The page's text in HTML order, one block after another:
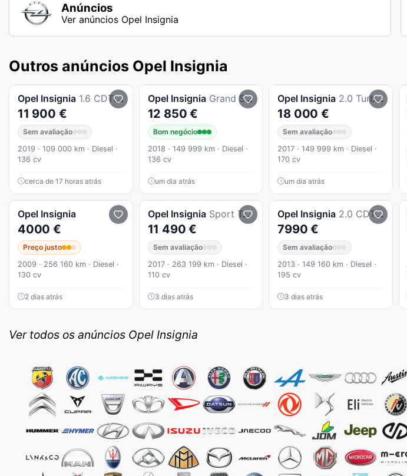
Anúncios
Ver anúncios Opel Insignia
Outros anúncios Opel Insignia
Opel Insignia 1.6 CDTi Business Edition
11 900 €
Sem avaliação
2019 · 109 000 km · Diesel ·
136 cv
cerca de 17 horas atrás
Opel Insignia Grand Sport 1.6cdti Inovation
12 850 €
Bom negócio
2018 · 149 999 km · Diesel ·
136 cv
um dia atrás
Opel Insignia 2.0 Turbo D
18 000 €
Sem avaliação
2017 · 149 999 km · Diesel ·
170 cv
um dia atrás
Opel Insignia
4000 €
Preço justo
2009 · 256 160 km · Diesel ·
130 cv
2 dias atrás
Opel Insignia Sport Tourer 1.6 CDTi Business Edition
11 490 €
Sem avaliação
2017 · 263 199 km · Diesel ·
110 cv
3 dias atrás
Opel Insignia 2.0 CDTI Cosmo S/S
7990 €
Sem avaliação
2013 · 149 160 km · Diesel ·
195 cv
3 dias atrás
Ver todos os anúncios Opel Insignia